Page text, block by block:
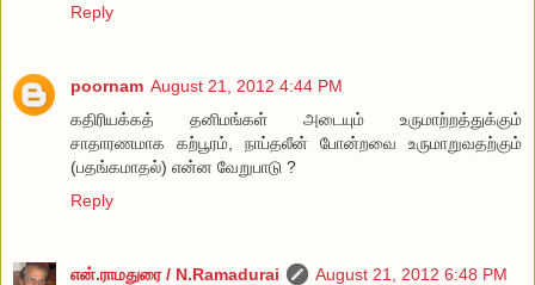
Reply
poornam August 21, 2012 4:44 PM
கதிரியக்கத் தனிமங்கள் அடையும் உருமாற்றத்துக்கும்
சாதாரணமாக கற்பூரம், நாப்தலீன் போன்றவை உருமாறுவதற்கும்
(பதங்கமாதல்) என்ன வேறுபாடு ?
Reply
என்.ராமதுரை / N.Ramadurai
August 21, 2012 6:48 PM